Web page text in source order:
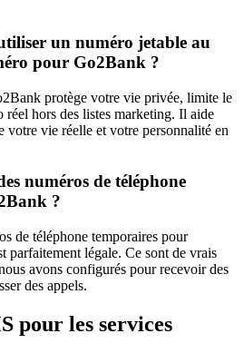
un numéro jetable au
pour Go2Bank ?
protège votre vie privée, limite le
réel hors des listes marketing. Il aide
votre vie réelle et votre personnalité en
numéros de téléphone
?
de téléphone temporaires pour
parfaitement légale. Ce sont de vrais
avons configurés pour recevoir des
des appels.
pour les services